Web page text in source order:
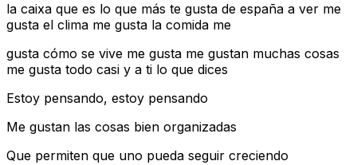
la caixa que es lo que más te gusta de españa a ver me
gusta el clima me gusta la comida me
gusta cómo se vive me gusta me gustan muchas cosas
me gusta todo casi y a ti lo que dices
Estoy pensando, estoy pensando
Me gustan las cosas bien organizadas
Que permiten que uno pueda seguir creciendo